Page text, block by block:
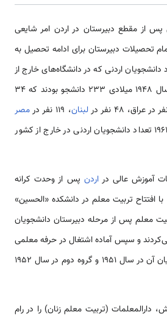
تحصیل پس از مقطع دبیرستان در اردن امر شایعی
تحصیلات دبیرستان برای ادامه تحصیل به
دانشجویان اردنی که در دانشگاه‌های خارج از
اردن تحصیل می‌کردند در سال 1948 میلادی 233 دانشجو بودند که 34
لبنان، 119 نفر در
مصر
تحصیل می‌کردند. در سال 1961 تعداد دانشجویان اردنی در خارج از کشور
آموزش عالی دراردن پس از وحدت کرانه
شرقی و غربی در سال 1951 با افتتاح تربیت معلم در دانشکده «الحسین»
معلم پس از مرحله دبیرستان دانشجویان
و سپس آماده اشتغال در حرفه معلمی‌
می‌شدند. گروه اول دانشجویان آن در سال 1951 و گروه دوم در سال 1952
(تربیت معلم زنان) را در رام